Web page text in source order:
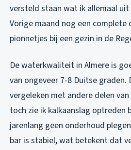
versteld staan wat ik allemaal uit
Vorige maand nog een
pionnetjes bij een gezin in de
De waterkwaliteit in Almere is
van ongeveer 7-8 Duitse
vergeleken met andere delen
toch zie ik kalkaanslag optreden
jarenlang geen onderhoud
bar is stabiel, wat betekent dat